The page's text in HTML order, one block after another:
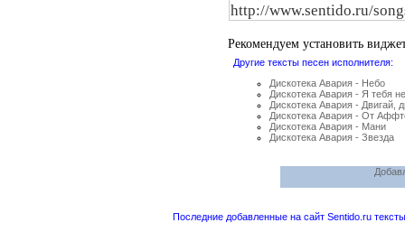
Рекомендуем установить
Другие тексты песен исполнителя:
Дискотека Авария - Небо
Дискотека Авария - Я тебя
Дискотека Авария - Двигай,
Дискотека Авария - От
Дискотека Авария - Мани
Дискотека Авария - Звезда
Последние добавленные на сайт Sentido.ru